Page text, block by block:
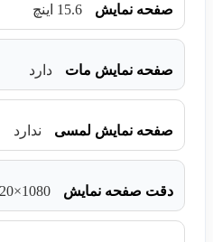
صفحه نمایش 15.6 اینچ
صفحه نمایش مات دارد
صفحه نمایش لمسی ندارد
دقت صفحه نمایش